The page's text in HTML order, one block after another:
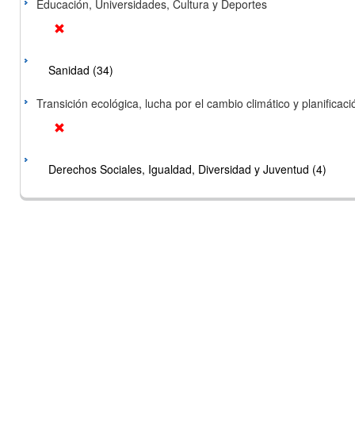
Educación, Universidades, Cultura y Deportes
Sanidad (34)
Transición ecológica, lucha por el cambio climático y
Derechos Sociales, Igualdad, Diversidad y Juventud (4)